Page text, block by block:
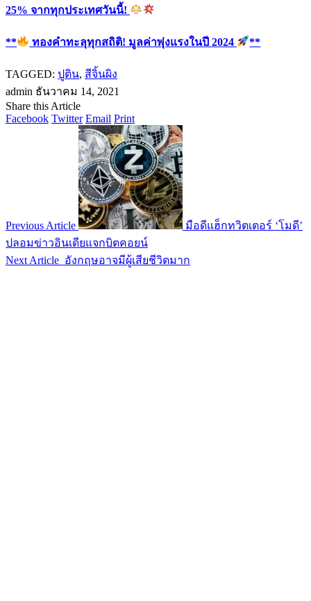
25% จากทุกประเทศวันนี้!
** ทองคำทะลุทุกสถิติ! มูลค่าพุ่งแรงในปี 2024 **
TAGGED: ปูติน, สีจิ้นผิง
admin ธันวาคม 14, 2021
Share this Article
Facebook Twitter Email Print
Previous Article
มือดีแฮ็กทวิตเตอร์ ‘โมดี’
ปลอมข่าวอินเดียแจกบิตคอยน์
Next Article อังกฤษอาจมีผู้เสียชีวิตมาก